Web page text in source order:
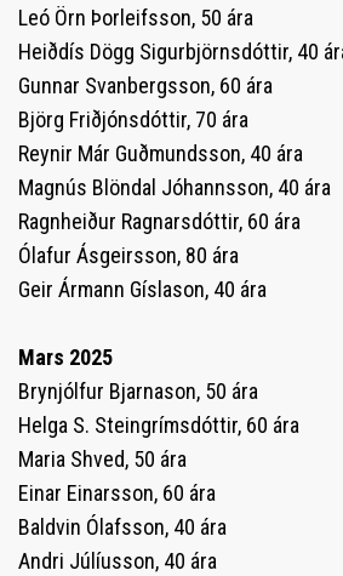
Leó Örn Þorleifsson, 50 ára
Heiðdís Dögg Sigurbjörnsdóttir, 40
Gunnar Svanbergsson, 60 ára
Björg Friðjónsdóttir, 70 ára
Reynir Már Guðmundsson, 40 ára
Magnús Blöndal Jóhannsson, 40 ára
Ragnheiður Ragnarsdóttir, 60 ára
Ólafur Ásgeirsson, 80 ára
Geir Ármann Gíslason, 40 ára
Mars 2025
Brynjólfur Bjarnason, 50 ára
Helga S. Steingrímsdóttir, 60 ára
Maria Shved, 50 ára
Einar Einarsson, 60 ára
Baldvin Ólafsson, 40 ára
Andri Júlíusson, 40 ára